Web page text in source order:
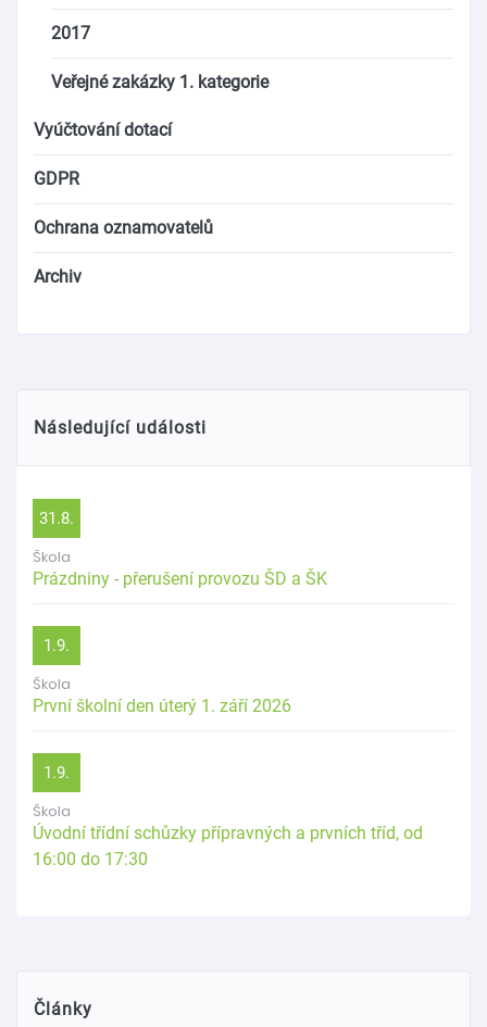
2017
Veřejné zakázky 1. kategorie
Vyúčtování dotací
GDPR
Ochrana oznamovatelů
Archiv
Následující události
31.8.
Škola
Prázdniny - přerušení provozu ŠD a ŠK
1.9.
Škola
První školní den úterý 1. září 2026
1.9.
Škola
Úvodní třídní schůzky přípravných a prvních tříd, od
16:00 do 17:30
Články